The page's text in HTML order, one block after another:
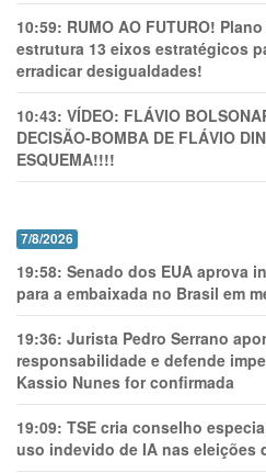
10:59: RUMO AO FUTURO!
estrutura 13 eixos estratégicos
erradicar desigualdades!
10:43: VÍDEO: FLÁVIO
DECISÃO-BOMBA DE FLÁVIO
ESQUEMA!!!!
7/8/2026
19:58: Senado dos EUA aprova
para a embaixada no Brasil em
19:36: Jurista Pedro Serrano
responsabilidade e defende
Kassio Nunes for confirmada
19:09: TSE cria conselho
uso indevido de IA nas eleições